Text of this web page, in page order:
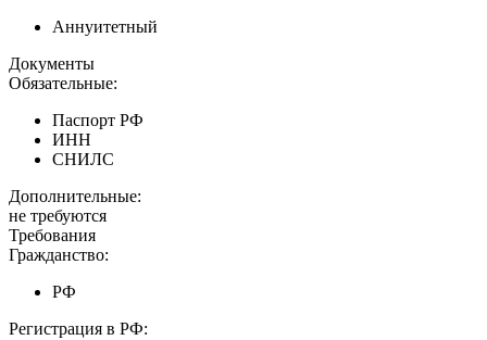
Аннуитетный
Документы
Обязательные:
Паспорт РФ
ИНН
СНИЛС
Дополнительные:
не требуются
Требования
Гражданство:
РФ
Регистрация в РФ: